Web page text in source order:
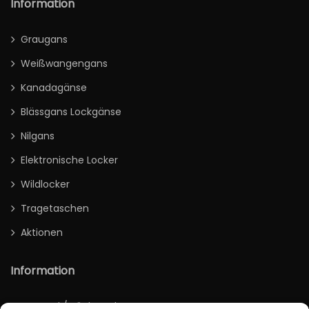
Information
Graugans
Weißwangengans
Kanadagänse
Blässgans Lockgänse
Nilgans
Elektronische Locker
Wildlocker
Tragetaschen
Aktionen
Information
Versand / Rücksendung